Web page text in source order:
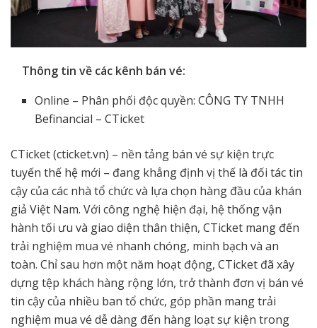
Thông tin về các kênh bán vé:
Online – Phân phối độc quyền: CÔNG TY TNHH
Befinancial – CTicket
CTicket (cticket.vn) – nền tảng bán vé sự kiện trực
tuyến thế hệ mới – đang khẳng định vị thế là đối tác tin
cậy của các nhà tổ chức và lựa chọn hàng đầu của khán
giả Việt Nam. Với công nghệ hiện đại, hệ thống vận
hành tối ưu và giao diện thân thiện, CTicket mang đến
trải nghiệm mua vé nhanh chóng, minh bạch và an
toàn. Chỉ sau hơn một năm hoạt động, CTicket đã xây
dựng tệp khách hàng rộng lớn, trở thành đơn vị bán vé
tin cậy của nhiều ban tổ chức, góp phần mang trải
nghiệm mua vé dễ dàng đến hàng loạt sự kiện trong